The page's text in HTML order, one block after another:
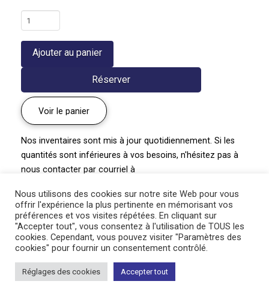
de
Pulmonaire
officinale
|
officinalis
Ajouter au panier
Réserver
Voir le panier
Nos inventaires sont mis à jour quotidiennement. Si les
quantités sont inférieures à vos besoins, n'hésitez pas à
nous contacter par courriel à
450-834-1919 poste #2.
INSCRIVEZ-VOUS À NOTRE INFOLETTRE
Nous utilisons des cookies sur notre site Web pour vous
offrir l'expérience la plus pertinente en mémorisant vos
préférences et vos visites répétées. En cliquant sur
"Accepter tout", vous consentez à l'utilisation de TOUS les
cookies. Cependant, vous pouvez visiter "Paramètres des
cookies" pour fournir un consentement contrôlé.
Réglages des cookies Accepter tout